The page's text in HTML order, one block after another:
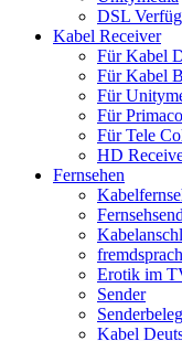
DSL
Kabel Receiver
Für Kabel
Für Kabel
Für
Für
Für Tele
HD
Fernsehen
Erotik im
Sender
Kabel